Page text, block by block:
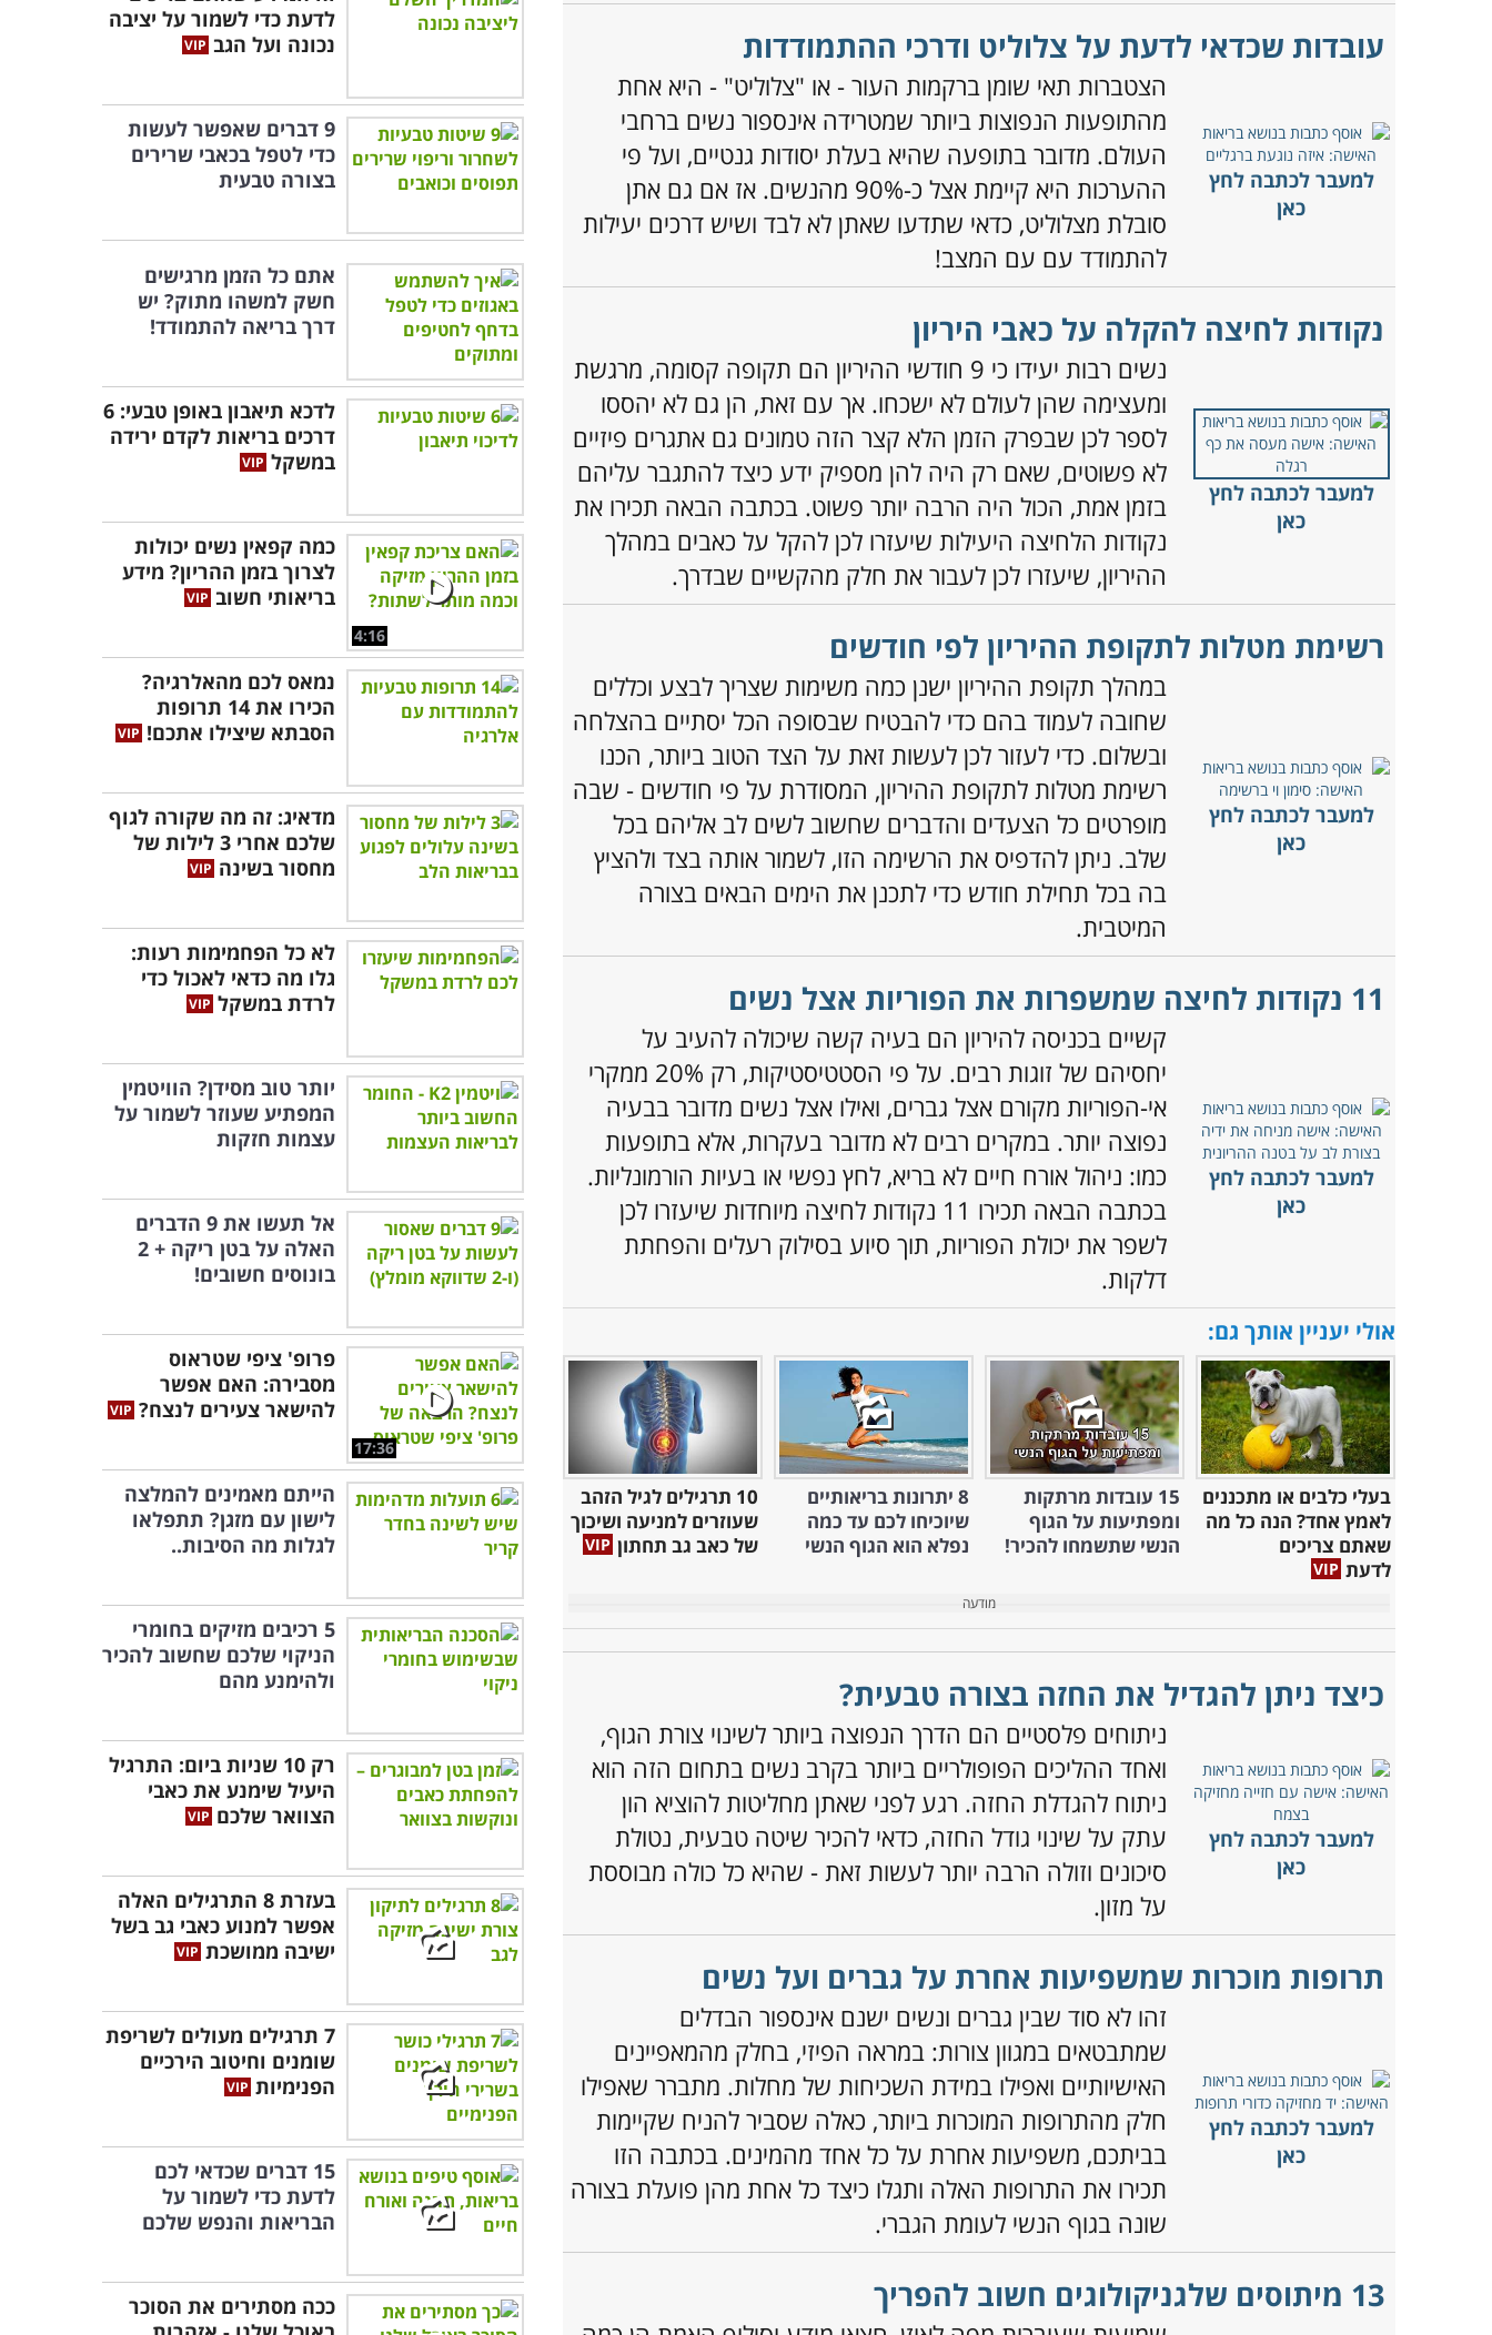
עובדות שכדאי לדעת על צלוליט ודרכי ההתמודדות
למעבר לכתבה לחץ
כאן
הצטברות תאי שומן ברקמות העור - או "צלוליט" - היא אחת
מהתופעות הנפוצות ביותר שמטרידה אינספור נשים ברחבי
העולם. מדובר בתופעה שהיא בעלת יסודות גנטיים, ועל פי
ההערכות היא קיימת אצל כ-90% מהנשים. אז אם גם אתן
סובלת מצלוליט, כדאי שתדעו שאתן לא לבד ושיש דרכים יעילות
להתמודד עם עם המצב!
נקודות לחיצה להקלה על כאבי היריון
למעבר לכתבה לחץ
כאן
נשים רבות יעידו כי 9 חודשי ההיריון הם תקופה קסומה, מרגשת
ומעצימה שהן לעולם לא ישכחו. אך עם זאת, הן גם לא יהססו
לספר לכן שבפרק הזמן הלא קצר הזה טמונים גם אתגרים פיזיים
לא פשוטים, שאם רק היה להן מספיק ידע כיצד להתגבר עליהם
בזמן אמת, הכול היה הרבה יותר פשוט. בכתבה הבאה תכירו את
נקודות הלחיצה היעילות שיעזרו לכן להקל על כאבים במהלך
ההיריון, שיעזרו לכן לעבור את חלק מהקשיים שבדרך.
רשימת מטלות לתקופת ההיריון לפי חודשים
למעבר לכתבה לחץ
כאן
במהלך תקופת ההיריון ישנן כמה משימות שצריך לבצע וכללים
שחובה לעמוד בהם כדי להבטיח שבסופה הכל יסתיים בהצלחה
ובשלום. כדי לעזור לכן לעשות זאת על הצד הטוב ביותר, הכנו
רשימת מטלות לתקופת ההיריון, המסודרת על פי חודשים - שבה
מופרטים כל הצעדים והדברים שחשוב לשים לב אליהם בכל
שלב. ניתן להדפיס את הרשימה הזו, לשמור אותה בצד ולהציץ
בה בכל תחילת חודש כדי לתכנן את הימים הבאים בצורה
המיטבית.
11 נקודות לחיצה שמשפרות את הפוריות אצל נשים
למעבר לכתבה לחץ
כאן
קשיים בכניסה להיריון הם בעיה קשה שיכולה להעיב על
יחסיהם של זוגות רבים. על פי הסטטיסטיקות, רק 20% ממקרי
אי-הפוריות מקורם אצל גברים, ואילו אצל נשים מדובר בבעיה
נפוצה יותר. במקרים רבים לא מדובר בעקרות, אלא בתופעות
כמו: ניהול אורח חיים לא בריא, לחץ נפשי או בעיות הורמונליות.
בכתבה הבאה תכירו 11 נקודות לחיצה מיוחדות שיעזרו לכן
לשפר את יכולת הפוריות, תוך סיוע בסילוק רעלים והפחתת
דלקות.
אולי יעניין אותך גם:
בעלי כלבים או מתכננים
לאמץ אחד? הנה כל מה
שאתם צריכים
לדעת
15 עובדות מרתקות
ומפתיעות על הגוף
הנשי שתשמחו להכיר!
8 יתרונות בריאותיים
שיוכיחו לכם עד כמה
נפלא הוא הגוף הנשי
10 תרגילים לגיל הזהב
שעוזרים למניעה ושיכוך
של כאב גב תחתון
כיצד ניתן להגדיל את החזה בצורה טבעית?
למעבר לכתבה לחץ
כאן
ניתוחים פלסטיים הם הדרך הנפוצה ביותר לשינוי צורת הגוף,
ואחד ההליכים הפופולריים ביותר בקרב נשים בתחום הזה הוא
ניתוח להגדלת החזה. רגע לפני שאתן מחליטות להוציא הון
עתק על שינוי גודל החזה, כדאי להכיר שיטה טבעית, נטולת
סיכונים וזולה הרבה יותר לעשות זאת - שהיא כל כולה מבוססת
על מזון.
תרופות מוכרות שמשפיעות אחרת על גברים ועל נשים
למעבר לכתבה לחץ
כאן
זהו לא סוד שבין גברים ונשים ישנם אינספור הבדלים
שמתבטאים במגוון צורות: במראה הפיזי, בחלק מהמאפיינים
האישיותיים ואפילו במידת השכיחות של מחלות. מתברר שאפילו
חלק מהתרופות המוכרות ביותר, כאלה שסביר להניח שקיימות
בביתכם, משפיעות אחרת על כל אחד מהמינים. בכתבה הזו
תכירו את התרופות האלה ותגלו כיצד כל אחת מהן פועלת בצורה
שונה בגוף הנשי לעומת הגברי.
13 מיתוסים שלגניקולוגים חשוב להפריך
לדעת כדי לשמור על יציבה
נכונה ועל הגב
9 דברים שאפשר לעשות
כדי לטפל בכאבי שרירים
בצורה טבעית
אתם כל הזמן מרגישים
חשק למשהו מתוק? יש
דרך בריאה להתמודד!
לדכא תיאבון באופן טבעי: 6
דרכים בריאות לקדם ירידה
במשקל
4:16
כמה קפאין נשים יכולות
לצרוך בזמן ההריון? מידע
בריאותי חשוב
נמאס לכם מהאלרגיה?
הכירו את 14 תרופות
הסבתא שיצילו אתכם!
מדאיג: זה מה שקורה לגוף
שלכם אחרי 3 לילות של
מחסור בשינה
לא כל הפחמימות רעות:
גלו מה כדאי לאכול כדי
לרדת במשקל
יותר טוב מסידן? הוויטמין
המפתיע שעוזר לשמור על
עצמות חזקות
אל תעשו את 9 הדברים
האלה על בטן ריקה + 2
בונוסים חשובים!
17:36
פרופ' ציפי שטראוס
מסבירה: האם אפשר
להישאר צעירים לנצח?
הייתם מאמינים להמלצה
לישון עם מזגן? תתפלאו
לגלות מה הסיבות..
5 רכיבים מזיקים בחומרי
הניקוי שלכם שחשוב להכיר
ולהימנע מהם
רק 10 שניות ביום: התרגיל
היעיל שימנע את כאבי
הצוואר שלכם
בעזרת 8 התרגילים האלה
אפשר למנוע כאבי גב בשל
ישיבה ממושכת
7 תרגילים מעולים לשריפת
שומנים וחיטוב הירכיים
הפנימיות
15 דברים שכדאי לכם
לדעת כדי לשמור על
הבריאות והנפש שלכם
ככה מסתירים את הסוכר